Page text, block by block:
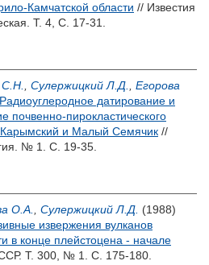
Камчатской области // Известия
Т. 4, С. 17-31.
Сулержицкий Л.Д.
Егорова
Радиоуглеродное датирование и
почвенно-пирокластического
Карымский и Малый Семячик //
№ 1. С. 19-35.
О.А. Сулержицкий Л.Д. (1988)
извержения вулканов
в конце плейстоцена - начале
Т. 300, № 1. С. 175-180.